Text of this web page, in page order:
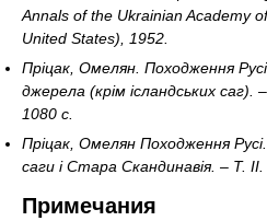
Annals of the Ukrainian Academy
United States), 1952.
Пріцак, Омелян. Походження
джерела (крім ісландських саг).
1080 с.
Пріцак, Омелян Походження
саги і Стара Скандинавія. – Т.
Примечания